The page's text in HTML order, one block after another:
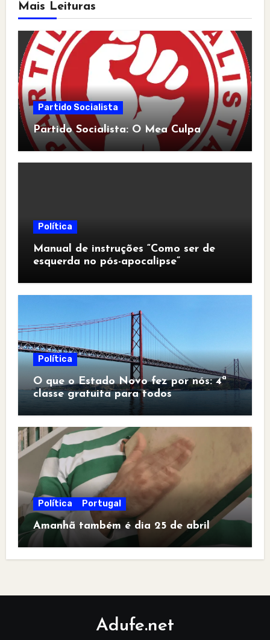
Mais Leituras
Partido Socialista
Partido Socialista: O Mea Culpa
Política
Manual de instruções “Como ser de
esquerda no pós-apocalipse”
Política
O que o Estado Novo fez por nós: 4ª
classe gratuita para todos
Política Portugal
Amanhã também é dia 25 de abril
Adufe.net